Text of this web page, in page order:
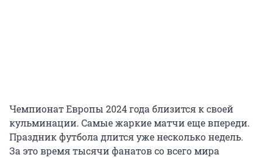
Чемпионат Европы 2024 года близится к своей
кульминации. Самые жаркие матчи еще впереди.
Праздник футбола длится уже несколько недель.
За это время тысячи фанатов со всего мира